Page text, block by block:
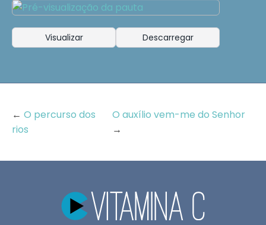
Visualizar Descarregar
← O percurso dos
rios
O auxílio vem-me do Senhor
→